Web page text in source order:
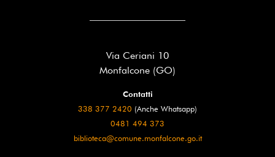
Via Ceriani 10
Monfalcone (GO)
Contatti
338 377 2420 (Anche Whatsapp)
0481 494 373
biblioteca@comune.monfalcone.go.it